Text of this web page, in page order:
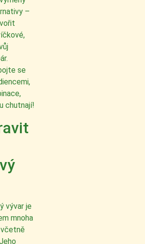
–
se
chutnají!
vývar je
mnoha